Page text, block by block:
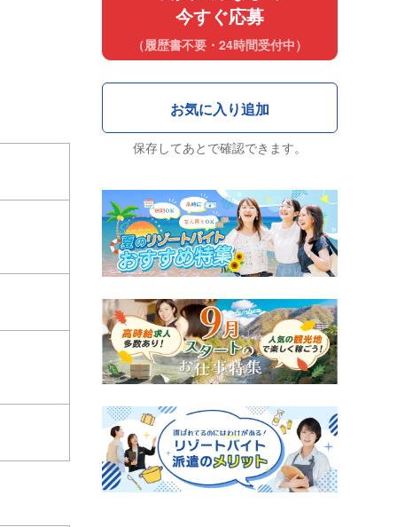
今すぐ応募
（履歴書不要・24時間受付中）
保存してあとで確認できます。